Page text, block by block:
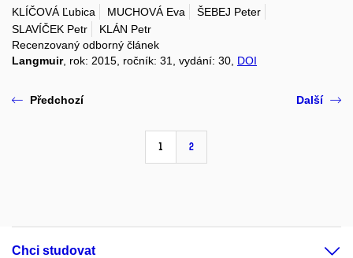
KLÍČOVÁ Ľubica MUCHOVÁ Eva
ŠEBEJ Peter
SLAVÍČEK Petr
KLÁN Petr
Recenzovaný odborný článek
Langmuir, rok: 2015, ročník: 31, vydání: 30, DOI
Předchozí
1 2
Další
Chci studovat